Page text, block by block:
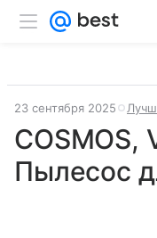
23 сентября 2025
COSMOS,
Пылесос